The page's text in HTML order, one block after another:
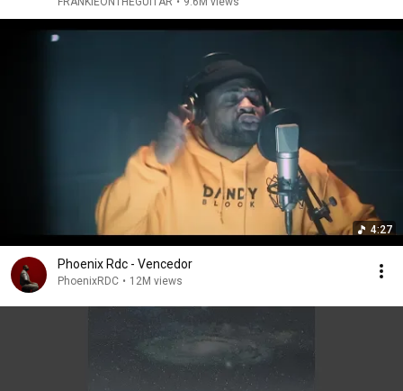
4:27
Phoenix Rdc - Vencedor
PhoenixRDC • 12M views